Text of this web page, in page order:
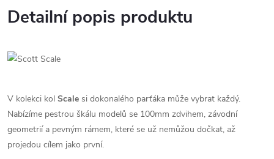
Detailní popis produktu
V kolekci kol Scale si dokonalého parťáka může vybrat každý.
Nabízíme pestrou škálu modelů se 100mm zdvihem, závodní
geometrií a pevným rámem, které se už nemůžou dočkat, až
projedou cílem jako první.